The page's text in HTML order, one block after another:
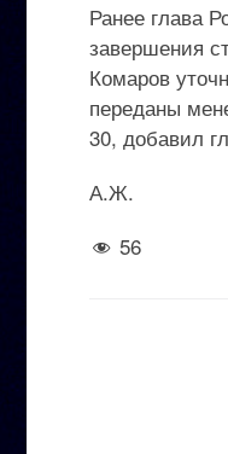
Ранее глава
завершения
Комаров
переданы
30, добавил
А.Ж.
56